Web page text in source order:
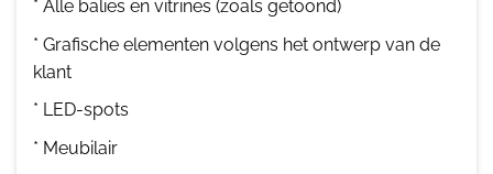
* Alle balies en vitrines (zoals getoond)
* Grafische elementen volgens het ontwerp van de
klant
* LED-spots
* Meubilair